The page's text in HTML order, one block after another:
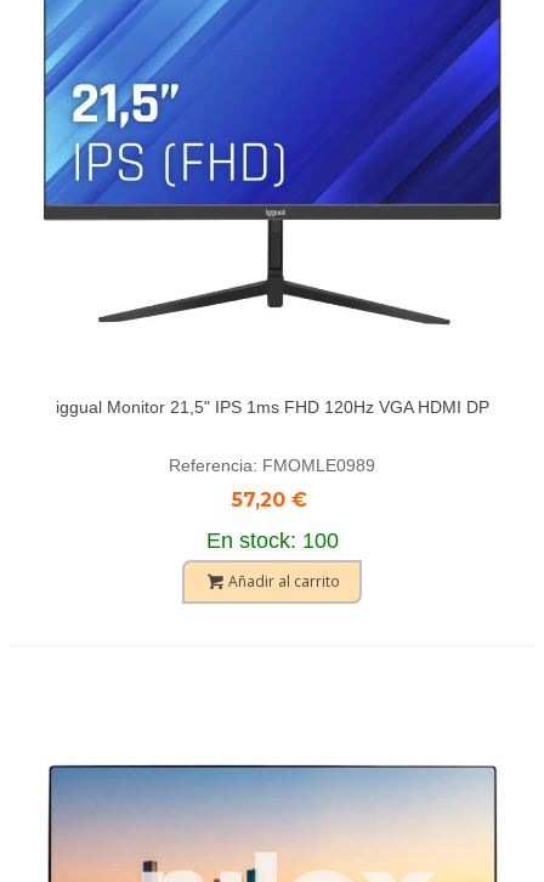
iggual Monitor 21,5" IPS 1ms FHD 120Hz VGA HDMI DP
Referencia: FMOMLE0989
57,20 €
En stock: 100
Añadir al carrito